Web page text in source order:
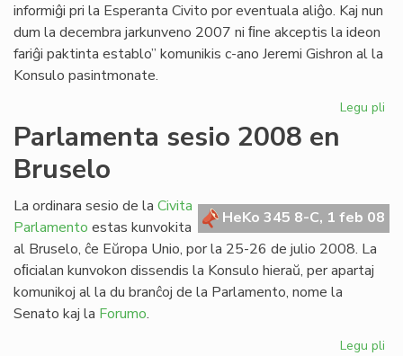
informiĝi pri la Esperanta Civito por eventuala aliĝo. Kaj nun
dum la decembra jarkunveno 2007 ni ﬁne akceptis la ideon
fariĝi paktinta establo” komunikis c-ano Jeremi Gishron al la
Konsulo pasintmonate.
Legu pli
Parlamenta sesio 2008 en
Bruselo
HeKo 345 8-C, 1 feb 08
La ordinara sesio de la Civita
Parlamento estas kunvokita
al Bruselo, ĉe Eŭropa Unio, por la 25-26 de julio 2008. La
oﬁcialan kunvokon dissendis la Konsulo hieraŭ, per apartaj
komunikoj al la du branĉoj de la Parlamento, nome la
Senato kaj la Forumo.
Legu pli